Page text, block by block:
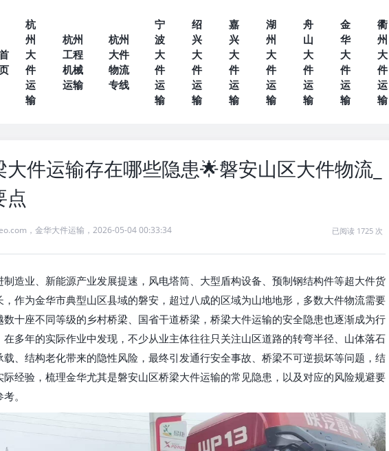
杭
州
大
件
运
输
杭州
工程
机械
运输
杭州
大件
物流
专线
宁
波
大
件
运
输
绍
兴
大
件
运
输
嘉
兴
大
件
运
输
湖
州
大
件
运
输
舟
山
大
件
运
输
金
华
大
件
运
输
衢
州
大
件
运
输
件运输存在哪些隐患🌟磐安山区大件物流_
点
， 金华大件运输 ， 2026-05-04 00:33:34 已阅读 1725 次
造业、新能源产业发展提速，风电塔筒、大型盾构设备、预制钢结构件等超大件货
作为金华市典型山区县域的磐安，超过八成的区域为山地地形，多数大件物流需要
数十座不同等级的乡村桥梁、国省干道桥梁，桥梁大件运输的安全隐患也逐渐成为行
在多年的实际作业中发现，不少从业主体往往只关注山区道路的转弯半径、山体落石
载、结构老化带来的隐性风险，最终引发通行安全事故、桥梁不可逆损坏等问题，结
经验，梳理金华尤其是磐安山区桥梁大件运输的常见隐患，以及对应的风险规避要
。